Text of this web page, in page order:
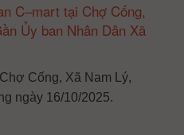
C–mart tại Chợ Cống,
Ủy ban Nhân Dân Xã
Cống, Xã Nam Lý,
ngày 16/10/2025.